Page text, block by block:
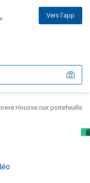
Vers l'app
Housse cuir portefeuille